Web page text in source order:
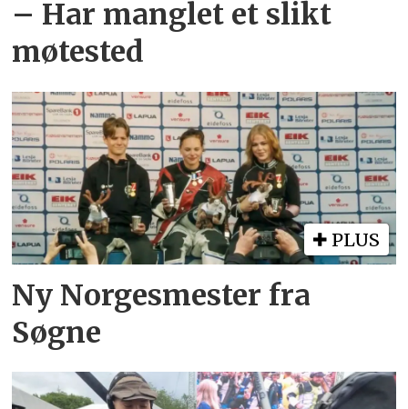
– Har manglet et slikt
møtested
PLUS
Ny Norgesmester fra
Søgne